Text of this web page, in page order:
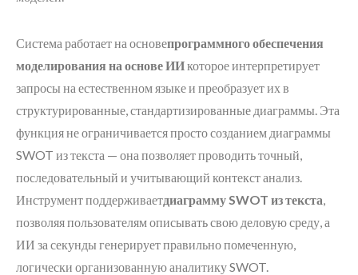
Система работает на основепрограммного обеспечения
моделирования на основе ИИкоторое интерпретирует
запросы на естественном языке и преобразует их в
структурированные, стандартизированные диаграммы. Эта
функция не ограничивается просто созданием диаграммы
SWOT из текста — она позволяет проводить точный,
последовательный и учитывающий контекст анализ.
Инструмент поддерживаетдиаграмму SWOT из текста,
позволяя пользователям описывать свою деловую среду, а
ИИ за секунды генерирует правильно помеченную,
логически организованную аналитику SWOT.